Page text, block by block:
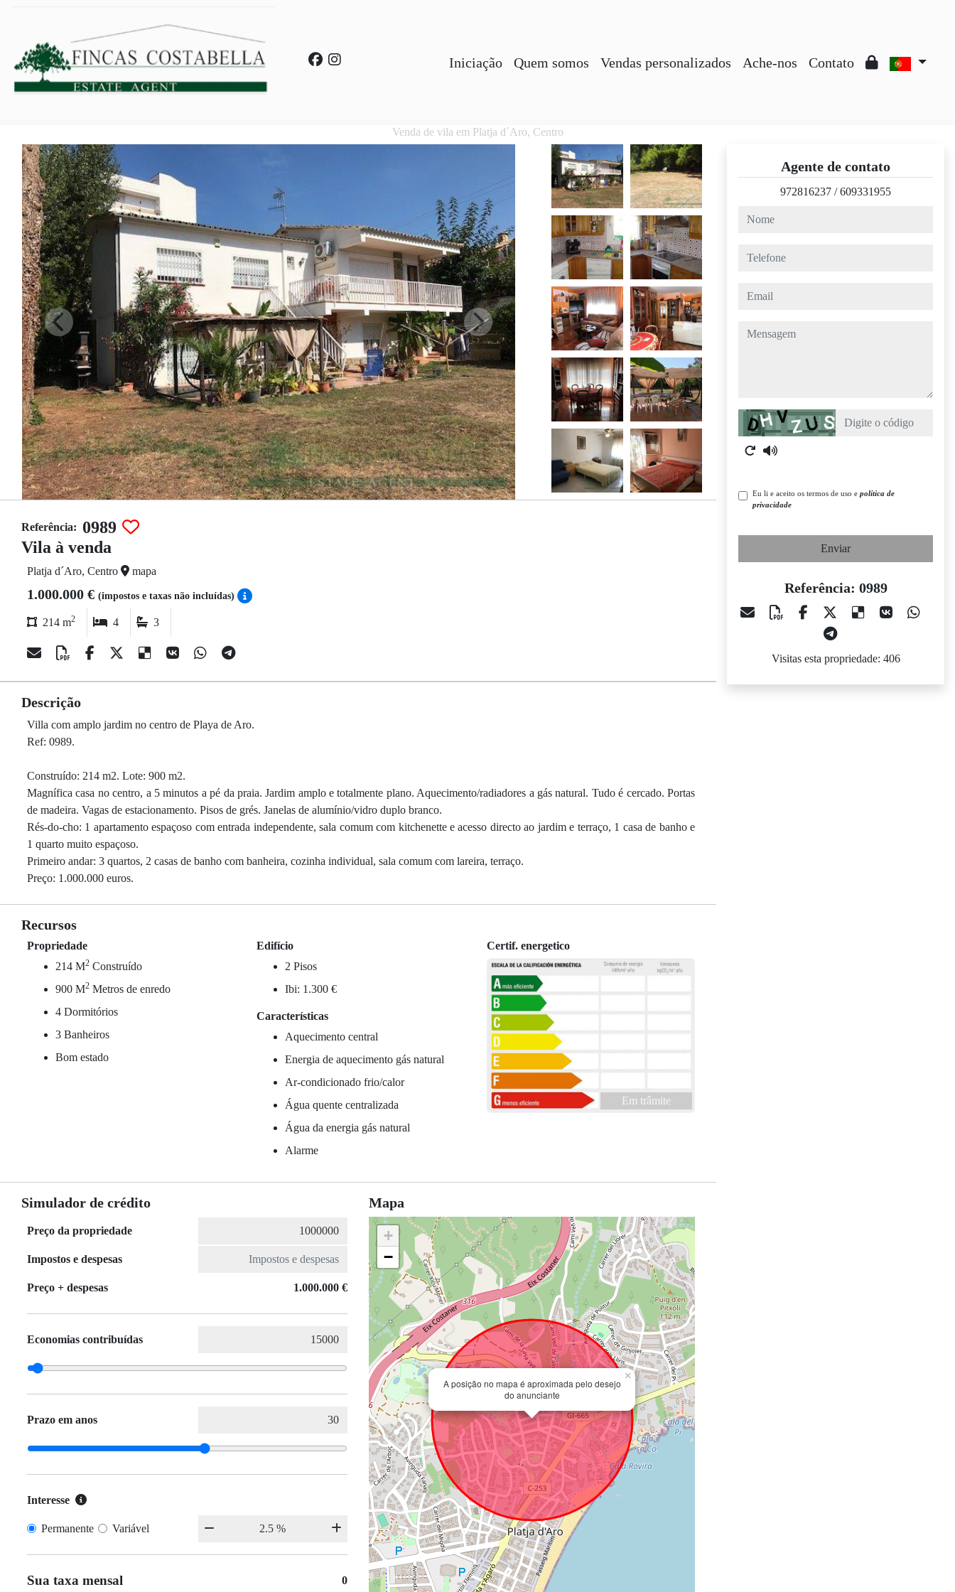
Iniciação Quem somos Vendas personalizados Ache-nos Contato
Venda de vila em Platja d´Aro, Centro
Referência: 0989
Vila à venda
Platja d´Aro, Centro mapa
1.000.000 € (impostos e taxas não incluídas)
214 m2 4 3
Descrição
Villa com amplo jardim no centro de Playa de Aro.
Ref: 0989.
Construído: 214 m2. Lote: 900 m2.
Magnífica casa no centro, a 5 minutos a pé da praia. Jardim amplo e totalmente plano. Aquecimento/radiadores a gás natural. Tudo é cercado. Portas
de madeira. Vagas de estacionamento. Pisos de grés. Janelas de alumínio/vidro duplo branco.
Rés-do-cho: 1 apartamento espaçoso com entrada independente, sala comum com kitchenette e acesso directo ao jardim e terraço, 1 casa de banho e
1 quarto muito espaçoso.
Primeiro andar: 3 quartos, 2 casas de banho com banheira, cozinha individual, sala comum com lareira, terraço.
Preço: 1.000.000 euros.
Recursos
Propriedade
214 M2 Construído
900 M2 Metros de enredo
4 Dormitórios
3 Banheiros
Bom estado
Edifício
2 Pisos
Ibi: 1.300 €
Características
Aquecimento central
Energia de aquecimento gás natural
Ar-condicionado frio/calor
Água quente centralizada
Água da energia gás natural
Alarme
Certif. energetico
Em trâmite
Simulador de crédito
Preço da propriedade
Impostos e despesas
Preço + despesas 1.000.000 €
Economias contribuídas
Prazo em anos
Interesse
Permanente Variável
Sua taxa mensal 0
Mapa
A posição no mapa é aproximada pelo desejo
do anunciante
×
+
−
Agente de contato
972816237 /609331955
nome
telefone
email
mensagem
Captcha
Eu li e aceito os termos de uso e política de
privacidade
Enviar
Referência: 0989
Visitas esta propriedade: 406